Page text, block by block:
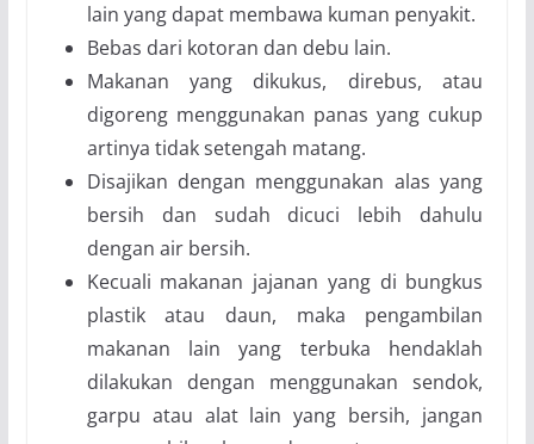
lain yang dapat membawa kuman penyakit.
Bebas dari kotoran dan debu lain.
Makanan yang dikukus, direbus, atau
digoreng menggunakan panas yang cukup
artinya tidak setengah matang.
Disajikan dengan menggunakan alas yang
bersih dan sudah dicuci lebih dahulu
dengan air bersih.
Kecuali makanan jajanan yang di bungkus
plastik atau daun, maka pengambilan
makanan lain yang terbuka hendaklah
dilakukan dengan menggunakan sendok,
garpu atau alat lain yang bersih, jangan